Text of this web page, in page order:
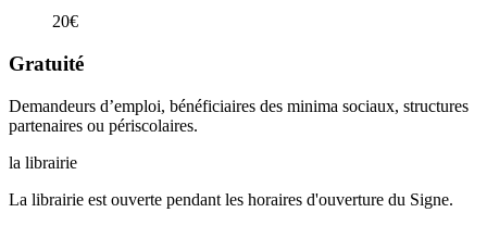
20€
Gratuité
Demandeurs d’emploi, bénéficiaires des minima sociaux, structures
partenaires ou périscolaires.
la librairie
La librairie est ouverte pendant les horaires d'ouverture du Signe.